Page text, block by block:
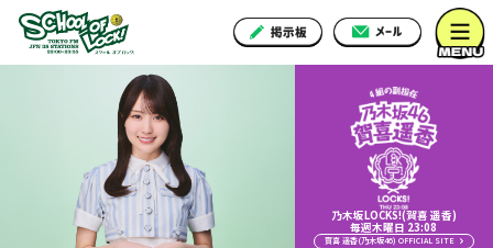
乃木坂LOCKS!(賀喜 遥香)
毎週木曜日 23:08
賀喜 遥香(乃木坂46) OFFICIAL SITE